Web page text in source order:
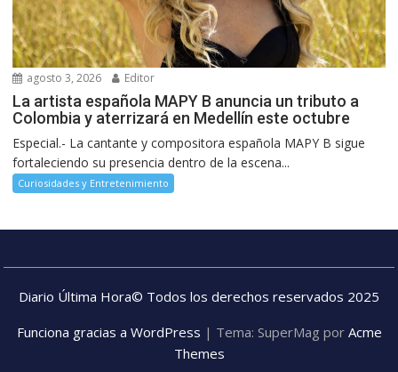
agosto 3, 2026 Editor
La artista española MAPY B anuncia un tributo a
Colombia y aterrizará en Medellín este octubre
Especial.- La cantante y compositora española MAPY B sigue
fortaleciendo su presencia dentro de la escena...
Curiosidades y Entretenimiento
Diario Última Hora© Todos los derechos reservados 2025
Funciona gracias a WordPress | Tema: SuperMag por Acme
Themes